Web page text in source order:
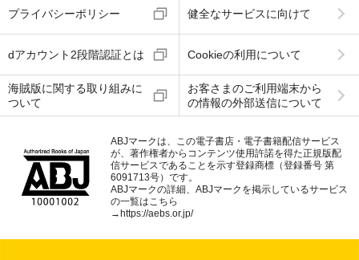
プライバシーポリシー 健全なサービスに向けて
dアカウント2段階認証とは Cookieの利用について
海賊版に関する取り組みに
ついて
お客さまのご利用端末から
の情報の外部送信について
ABJマークは、この電子書店・電子書籍配信サービス
が、著作権者からコンテンツ使用許諾を得た正規版配
信サービスであることを示す登録商標（登録番号 第
6091713号）です。
ABJマークの詳細、ABJマークを掲示しているサービス
の一覧はこちら
→https://aebs.or.jp/